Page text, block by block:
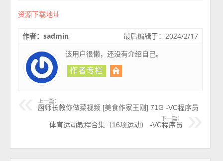
资源下载地址
最后编辑于：2024/2/17
作者：sadmin
该用户很懒，还没有介绍自己。
上一篇：
厨师长教你做菜视频 [美食作家王刚] 71G -VC程序员
下一篇：
体育运动教程合集（16项运动） -VC程序员